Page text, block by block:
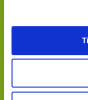
Saknar du
Får du ditt
tillhandahåller våra